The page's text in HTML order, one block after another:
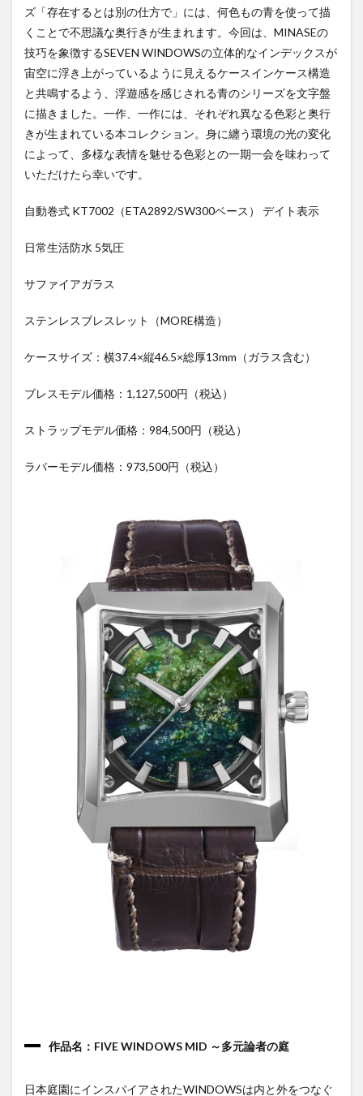
ズ「存在するとは別の仕方で」には、何色もの青を使って描
くことで不思議な奥行きが生まれます。今回は、MINASEの
技巧を象徴するSEVEN WINDOWSの立体的なインデックスが
宙空に浮き上がっているように見えるケースインケース構造
と共鳴するよう、浮遊感を感じされる青のシリーズを文字盤
に描きました。一作、一作には、それぞれ異なる色彩と奥行
きが生まれている本コレクション。身に纏う環境の光の変化
によって、多様な表情を魅せる色彩との一期一会を味わって
いただけたら幸いです。
自動巻式 KT7002（ETA2892/SW300ベース） デイト表示
日常生活防水 5気圧
サファイアガラス
ステンレスブレスレット（MORE構造）
ケースサイズ：横37.4×縦46.5×総厚13mm（ガラス含む）
ブレスモデル価格：1,127,500円（税込）
ストラップモデル価格：984,500円（税込）
ラバーモデル価格：973,500円（税込）
作品名：FIVE WINDOWS MID ～多元論者の庭
日本庭園にインスパイアされたWINDOWSは内と外をつなぐ